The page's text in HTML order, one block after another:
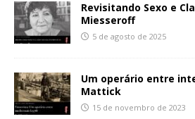
Revisitando Sexo e
Miesseroff
5 de agosto de 2025
Um operário entre
Mattick
15 de novembro de 2023